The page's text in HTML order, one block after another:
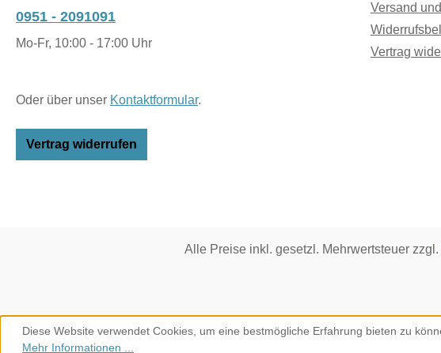
0951 - 2091091
Mo-Fr, 10:00 - 17:00 Uhr
Oder über unser Kontaktformular.
Vertrag widerrufen
Versand
Vertrag
Alle Preise inkl. gesetzl. Mehrwertsteuer zzgl.
Diese Website verwendet Cookies, um eine bestmögliche Erfahrung bieten zu
Mehr Informationen ...